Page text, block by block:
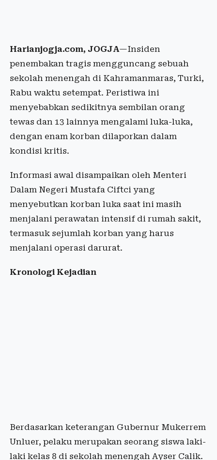
Harianjogja.com, JOGJA—Insiden
penembakan tragis mengguncang sebuah
sekolah menengah di Kahramanmaras, Turki,
Rabu waktu setempat. Peristiwa ini
menyebabkan sedikitnya sembilan orang
tewas dan 13 lainnya mengalami luka-luka,
dengan enam korban dilaporkan dalam
kondisi kritis.
Informasi awal disampaikan oleh Menteri
Dalam Negeri Mustafa Ciftci yang
menyebutkan korban luka saat ini masih
menjalani perawatan intensif di rumah sakit,
termasuk sejumlah korban yang harus
menjalani operasi darurat.
Kronologi Kejadian
Berdasarkan keterangan Gubernur Mukerrem
Unluer, pelaku merupakan seorang siswa laki-
laki kelas 8 di sekolah menengah Ayser Calik.